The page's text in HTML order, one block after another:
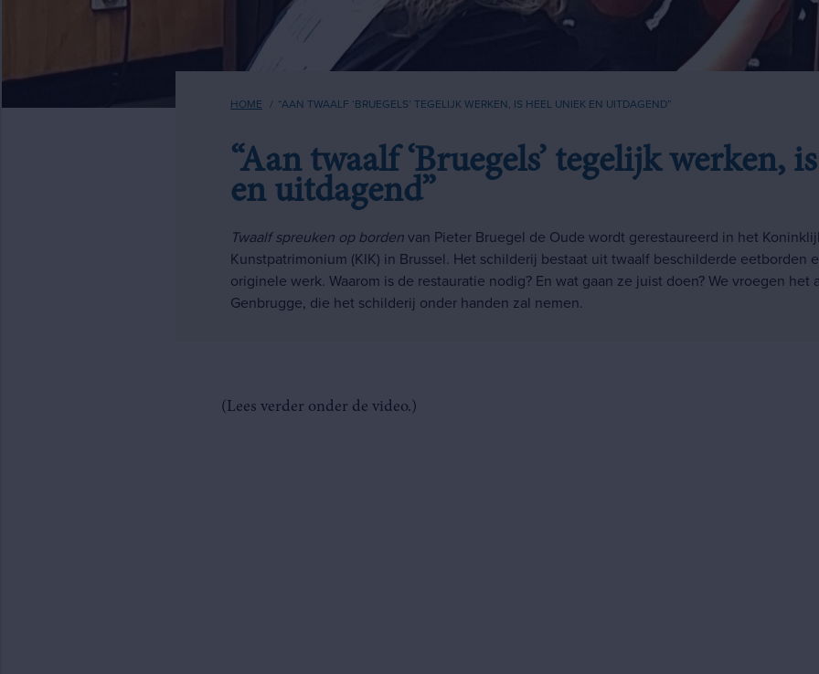
Kruimelpad
HOME “AAN TWAALF ‘BRUEGELS’ TEGELIJK WERKEN, IS HEEL UNIEK EN UITDAGEND”
“Aan twaalf ‘Bruegels’ tegelijk werken,
en uitdagend”
Twaalf spreuken op borden van Pieter Bruegel de Oude wordt gerestaureerd in het
Kunstpatrimonium (KIK) in Brussel. Het schilderij bestaat uit twaalf beschilderde eetborden
originele werk. Waarom is de restauratie nodig? En wat gaan ze juist doen? We vroegen het
Genbrugge, die het schilderij onder handen zal nemen.
(Lees verder onder de video.)